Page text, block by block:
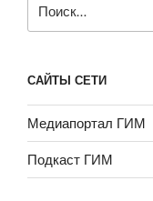
САЙТЫ СЕТИ
Медиапортал ГИМ
Подкаст ГИМ